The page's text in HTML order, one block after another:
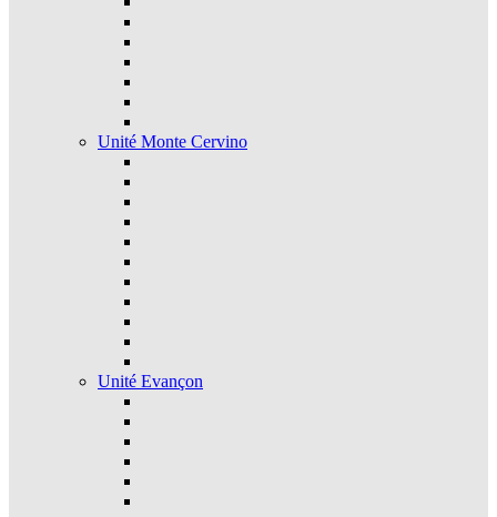
Unité Monte Cervino
Unité Evançon